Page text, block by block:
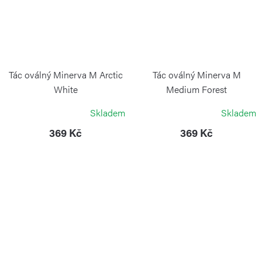
Tác oválný Minerva M Arctic
White
Skladem
369 Kč
Tác oválný Minerva M
Medium Forest
Skladem
369 Kč